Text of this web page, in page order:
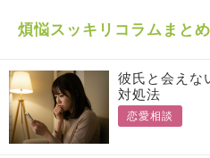
煩悩スッキリコラムまとめ
彼氏と会えな
対処法
恋愛相談